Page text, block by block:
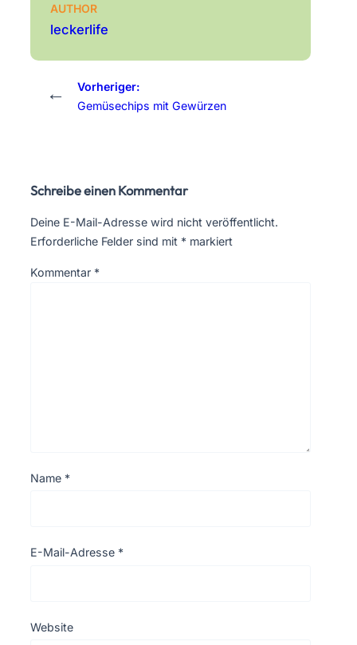
AUTHOR
leckerlife
←
Vorheriger:
Gemüsechips mit Gewürzen
Schreibe einen Kommentar
Deine E-Mail-Adresse wird nicht veröffentlicht.
Erforderliche Felder sind mit * markiert
Kommentar *
Name *
E-Mail-Adresse *
Website